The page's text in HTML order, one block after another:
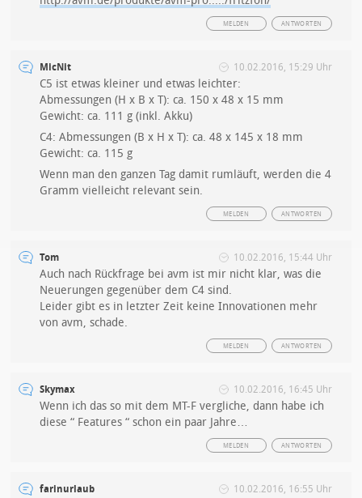
ANTWORTEN
MELDEN
MicNit 10.02.2016, 15:29 Uhr
C5 ist etwas kleiner und etwas leichter:
Abmessungen (H x B x T): ca. 150 x 48 x 15 mm
Gewicht: ca. 111 g (inkl. Akku)
C4: Abmessungen (B x H x T): ca. 48 x 145 x 18 mm
Gewicht: ca. 115 g
Wenn man den ganzen Tag damit rumläuft, werden die 4
Gramm vielleicht relevant sein.
ANTWORTEN
MELDEN
Tom 10.02.2016, 15:44 Uhr
Auch nach Rückfrage bei avm ist mir nicht klar, was die
Neuerungen gegenüber dem C4 sind.
Leider gibt es in letzter Zeit keine Innovationen mehr
von avm, schade.
ANTWORTEN
MELDEN
Skymax 10.02.2016, 16:45 Uhr
Wenn ich das so mit dem MT-F vergliche, dann habe ich
diese “ Features “ schon ein paar Jahre…
ANTWORTEN
MELDEN
farinurlaub 10.02.2016, 16:55 Uhr